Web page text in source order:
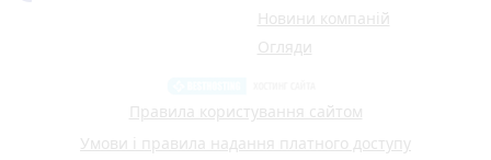
Новини компаній
Огляди
Правила користування сайтом
Умови і правила надання платного доступу